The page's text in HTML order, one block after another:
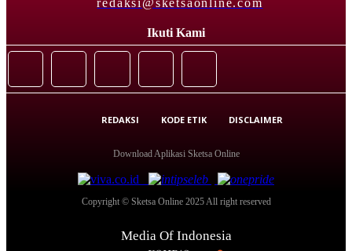
Ikuti Kami
REDAKSI KODE ETIK DISCLAIMER
Download Aplikasi Sketsa Online
Copyright © Sketsa Online 2025 All right reserved
Media Of Indonesia